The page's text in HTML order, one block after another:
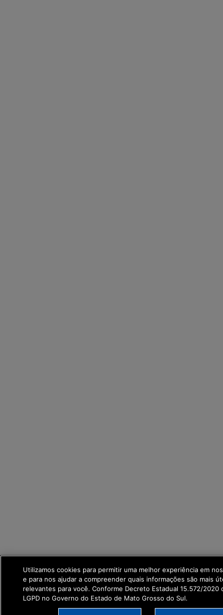
Utilizamos cookies para permitir uma melhor experiência em
e para nos ajudar a compreender quais informações são mais
relevantes para você. Conforme Decreto Estadual 15.572/2020
LGPD no Governo do Estado de Mato Grosso do Sul.